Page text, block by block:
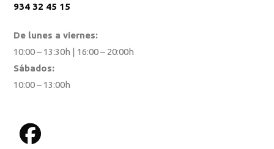
934 32 45 15
De lunes a viernes:
10:00 – 13:30h | 16:00 – 20:00h
Sábados:
10:00 – 13:00h